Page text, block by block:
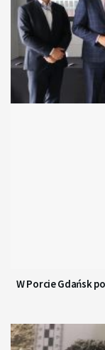
W Porcie Gdańsk